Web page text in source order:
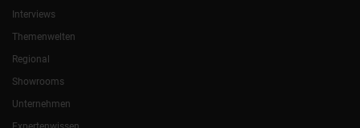
Interviews
Themenwelten
Regional
Showrooms
Unternehmen